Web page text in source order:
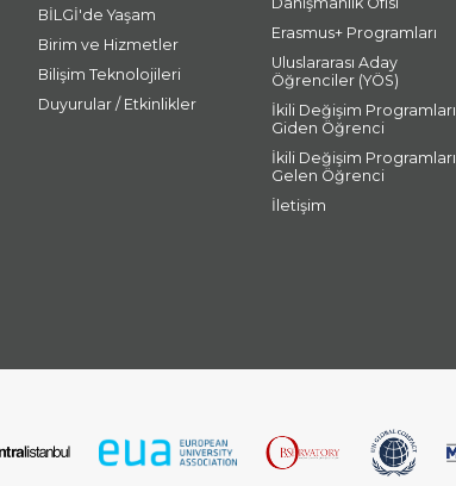
BİLGİ'de Yaşam
Birim ve Hizmetler
Bilişim Teknolojileri
Duyurular / Etkinlikler
Erasmus+ Programları
Uluslararası Aday
Öğrenciler (YÖS)
İkili Değişim Programları
Giden Öğrenci
İkili Değişim Programları
Gelen Öğrenci
İletişim